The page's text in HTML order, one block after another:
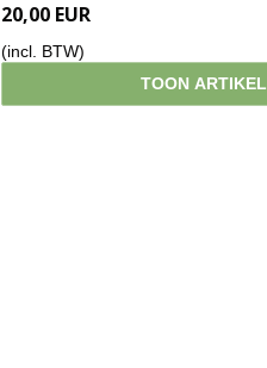
20,00 EUR
(incl. BTW)
TOON ARTIKEL